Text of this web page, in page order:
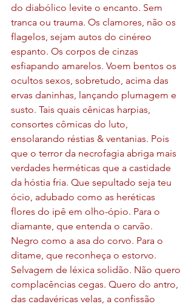
do diabólico levite o encanto. Sem
tranca ou trauma. Os clamores, não os
flagelos, sejam autos do cinéreo
espanto. Os corpos de cinzas
esfiapando amarelos. Voem bentos os
ocultos sexos, sobretudo, acima das
ervas daninhas, lançando plumagem e
susto. Tais quais cênicas harpias,
consortes cômicas do luto,
ensolarando réstias & ventanias. Pois
que o terror da necrofagia abriga mais
verdades herméticas que a castidade
da hóstia fria. Que sepultado seja teu
ócio, adubado como as heréticas
flores do ipê em olho-ópio. Para o
diamante, que entenda o carvão.
Negro como a asa do corvo. Para o
ditame, que reconheça o estorvo.
Selvagem de léxica solidão. Não quero
complacências cegas. Quero do antro,
das cadavéricas velas, a confissão